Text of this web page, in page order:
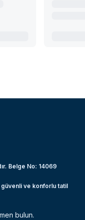
Belge No: 14069
güvenli ve konforlu tatil
bulun.